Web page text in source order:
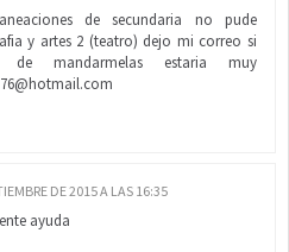
de secundaria no pude
y artes 2 (teatro) dejo mi correo si
mandarmelas estaria muy
DE 2015 A LAS 16:35
ayuda